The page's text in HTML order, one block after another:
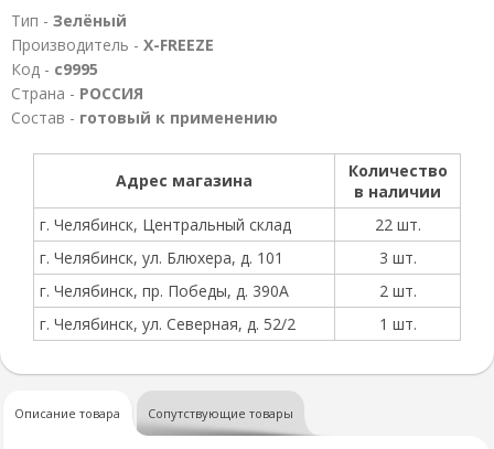
Тип - Зелёный
Производитель - X-FREEZE
Код - с9995
Страна - РОССИЯ
Состав - готовый к применению
Адрес магазина
Количество
в наличии
г. Челябинск, Центральный склад
22 шт.
г. Челябинск, ул. Блюхера, д. 101
3 шт.
г. Челябинск, пр. Победы, д. 390А
2 шт.
г. Челябинск, ул. Северная, д. 52/2
1 шт.
Описание товара Сопутствующие товары